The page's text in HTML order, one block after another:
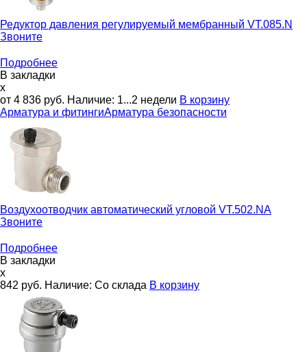
Редуктор давления регулируемый мембранный VT.085.N
Звоните
Подробнее
В закладки
x
от 4 836 руб. Наличие: 1...2 недели В корзину
Арматура и фитингиАрматура безопасности
Воздухоотводчик автоматический угловой VT.502.NA
Звоните
Подробнее
В закладки
x
842 руб. Наличие: Со склада В корзину